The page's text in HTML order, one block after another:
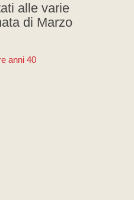
alle varie
di Marzo
anni 40